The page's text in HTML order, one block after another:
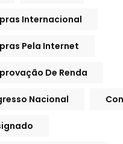
Internacional
Pela Internet
De Renda
Nacional